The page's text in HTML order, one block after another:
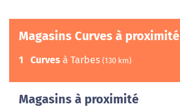
Magasins Curves à proximité
1 Curves à Tarbes (130 km)
Magasins à proximité